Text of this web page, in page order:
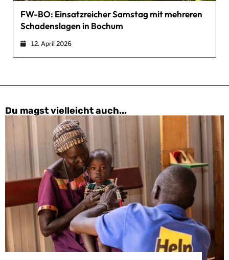
FW-BO: Einsatzreicher Samstag mit mehreren
Schadenslagen in Bochum
12. April 2026
Du magst vielleicht auch...